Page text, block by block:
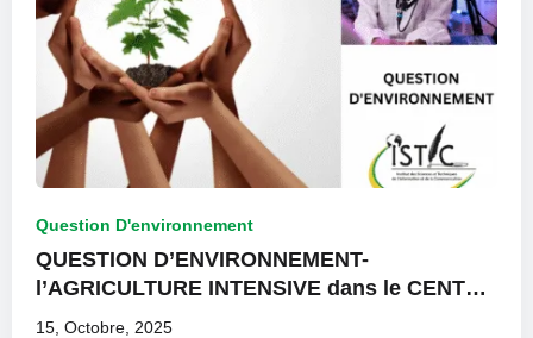
Question D'environnement
QUESTION D’ENVIRONNEMENT-
l’AGRICULTURE INTENSIVE dans le CENTRE
EST
15, Octobre, 2025